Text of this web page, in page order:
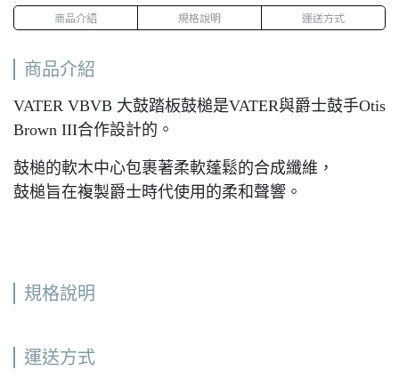
商品介紹 規格說明 運送方式
商品介紹
VATER VBVB 大鼓踏板鼓槌是VATER與爵士鼓手Otis
Brown III合作設計的。
鼓槌的軟木中心包裹著柔軟蓬鬆的合成纖維，
鼓槌旨在複製爵士時代使用的柔和聲響。
規格說明
運送方式